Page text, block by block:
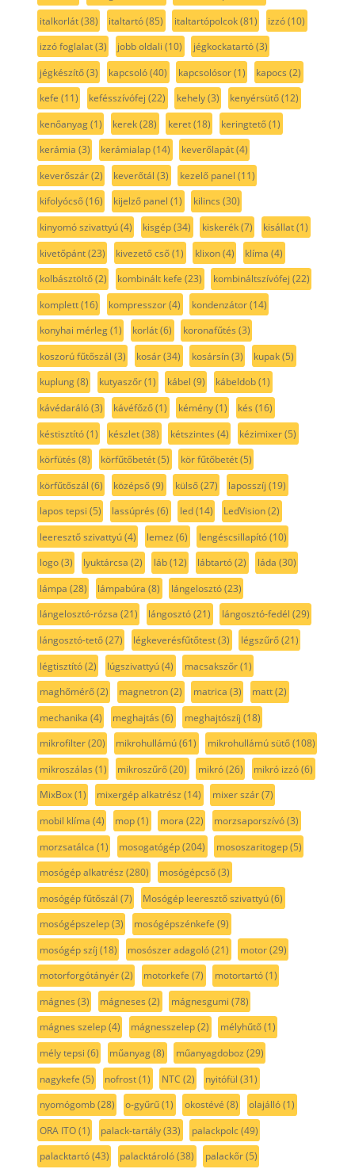
italkorlát(38) italtartó(85) italtartópolcok(81) izzó(10)
izzó foglalat(3) jobb oldali (10) jégkockatartó(3)
jégkészítő(3) kapcsoló(40) kapcsolósor(1) kapocs (2)
kefe (11) kefésszívófej (22) kehely(3) kenyérsütő(12)
kenőanyag(1) kerek(28) keret(18) keringtető(1)
kerámia (3) kerámialap(14) keverőlapát(4)
keverőszár(2) keverőtál (3) kezelő panel (11)
kifolyócső(16) kijelző panel (1) kilincs (30)
kinyomó szivattyú(4) kisgép(34) kiskerék(7) kisállat(1)
kivetőpánt(23) kivezető cső(1) klixon(4) klíma (4)
kolbásztöltő(2) kombinált kefe (23) kombináltszívófej (22)
komplett(16) kompresszor(4) kondenzátor(14)
konyhai mérleg(1) korlát(6) koronafűtés (3)
koszorú fűtőszál (3) kosár(34) kosársín(3) kupak(5)
kuplung(8) kutyaszőr(1) kábel (9) kábeldob(1)
kávédaráló(3) kávéfőző(1) kémény(1) kés (16)
késtisztító(1) készlet(38) kétszintes (4) kézimixer(5)
körfütés (8) körfűtőbetét(5) kör fűtőbetét(5)
körfűtőszál (6) középső(9) külső(27) laposszíj (19)
lapos tepsi (5) lassúprés (6) led(14) LedVision(2)
leeresztő szivattyú(4) lemez (6) lengéscsillapító(10)
logo(3) lyuktárcsa (2) láb(12) lábtartó(2) láda (30)
lámpa (28) lámpabúra (8) lángelosztó(23)
lángelosztó-rózsa (21) lángosztó(21) lángosztó-fedél (29)
lángosztó-tető(27) légkeverésfűtőtest(3) légszűrő(21)
légtisztító(2) lúgszivattyú(4) macsakszőr(1)
maghőmérő(2) magnetron(2) matrica (3) matt(2)
mechanika (4) meghajtás (6) meghajtószíj (18)
mikrofilter(20) mikrohullámú(61) mikrohullámú sütő(108)
mikroszálas (1) mikroszűrő(20) mikró(26) mikró izzó(6)
MixBox(1) mixergép alkatrész (14) mixer szár(7)
mobil klíma (4) mop(1) mora (22) morzsaporszívó(3)
morzsatálca (1) mosogatógép(204) mososzaritogep(5)
mosógép alkatrész (280) mosógépcső(3)
mosógép fűtőszál (7) Mosógép leeresztő szivattyú(6)
mosógépszelep(3) mosógépszénkefe (9)
mosógép szíj (18) mosószer adagoló(21) motor(29)
motorforgótányér(2) motorkefe (7) motortartó(1)
mágnes (3) mágneses (2) mágnesgumi (78)
mágnes szelep(4) mágnesszelep(2) mélyhűtő(1)
mély tepsi (6) műanyag(8) műanyagdoboz (29)
nagykefe (5) nofrost(1) NTC (2) nyitófül (31)
nyomógomb(28) o-gyűrű(1) okostévé (8) olajálló(1)
ORA ITO(1) palack-tartály(33) palackpolc(49)
palacktartó(43) palacktároló(38) palackőr(5)